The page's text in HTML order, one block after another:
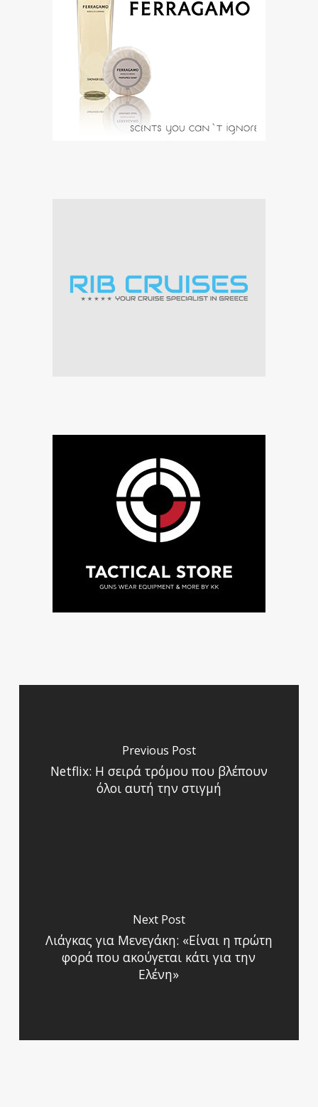
Previous Post
Netflix: Η σειρά τρόμου που βλέπουν
όλοι αυτή την στιγμή
Next Post
Λιάγκας για Μενεγάκη: «Είναι η πρώτη
φορά που ακούγεται κάτι για την
Ελένη»